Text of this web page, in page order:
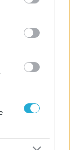
party tags to
below Google